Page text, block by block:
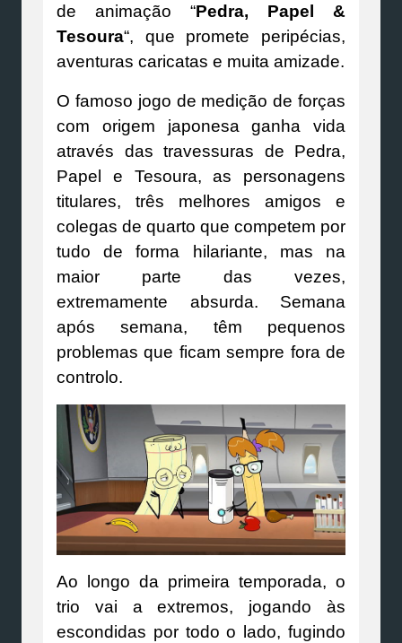
de animação “Pedra, Papel &
Tesoura“, que promete peripécias,
aventuras caricatas e muita amizade.
O famoso jogo de medição de forças
com origem japonesa ganha vida
através das travessuras de Pedra,
Papel e Tesoura, as personagens
titulares, três melhores amigos e
colegas de quarto que competem por
tudo de forma hilariante, mas na
maior parte das vezes,
extremamente absurda. Semana
após semana, têm pequenos
problemas que ficam sempre fora de
controlo.
Ao longo da primeira temporada, o
trio vai a extremos, jogando às
escondidas por todo o lado, fugindo